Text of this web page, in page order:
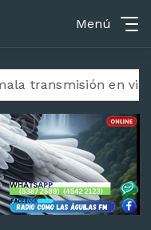
Menú
transmisión en vivo